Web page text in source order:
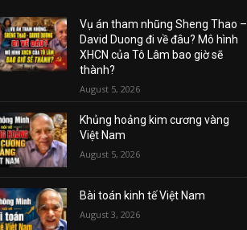
Vụ án tham nhũng Sheng Thao –
David Duong đi về đâu? Mô hình
XHCN của Tô Lâm bao giờ sẽ
thành?
August 5, 2026
Khủng hoảng kim cương vàng
Việt Nam
August 5, 2026
Bài toán kinh tế Việt Nam
August 3, 2026